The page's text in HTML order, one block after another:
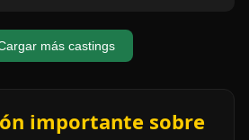
más castings
importante sobre